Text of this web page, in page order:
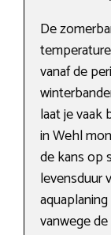
De
vanaf de
laat je vaak
in Wehl
de kans op
levensduur
vanwege